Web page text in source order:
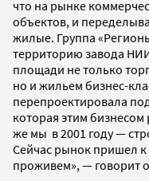
что на рынке
объектов, и
жилые. Группа
территорию завода
площади не только
но и жильем бизнес-
перепроектировала
которая этим
же мы в 2001 году —
Сейчас рынок пришел к
проживем», — говорит